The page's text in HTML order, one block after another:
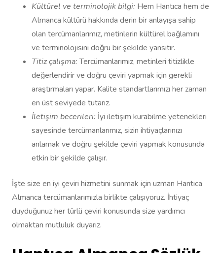
Kültürel ve terminolojik bilgi: Hem Hantıca hem de
Almanca kültürü hakkında derin bir anlayışa sahip
olan tercümanlarımız, metinlerin kültürel bağlamını
ve terminolojisini doğru bir şekilde yansıtır.
Titiz çalışma:Tercümanlarımız, metinleri titizlikle
değerlendirir ve doğru çeviri yapmak için gerekli
araştırmaları yapar. Kalite standartlarımızı her zaman
en üst seviyede tutarız.
İletişim becerileri: İyi iletişim kurabilme yetenekleri
sayesinde tercümanlarımız, sizin ihtiyaçlarınızı
anlamak ve doğru şekilde çeviri yapmak konusunda
etkin bir şekilde çalışır.
İşte size en iyi çeviri hizmetini sunmak için uzman Hantıca
Almanca tercümanlarımızla birlikte çalışıyoruz. İhtiyaç
duyduğunuz her türlü çeviri konusunda size yardımcı
olmaktan mutluluk duyarız.